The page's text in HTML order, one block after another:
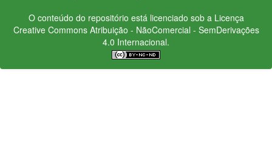
O conteúdo do repositório está licenciado sob a Licença
Creative CommonsAtribuição - NãoComercial - SemDerivações
4.0 Internacional.